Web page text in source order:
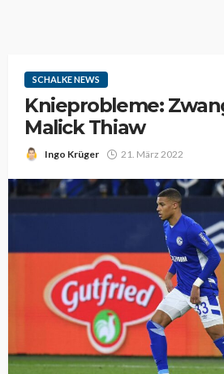
SCHALKE NEWS
Knieprobleme:
Malick Thiaw
Ingo Krüger 21. März 2022